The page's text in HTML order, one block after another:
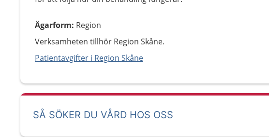
Ägarform: Region
Verksamheten tillhör Region Skåne.
Patientavgifter i Region Skåne
SÅ SÖKER DU VÅRD HOS OSS